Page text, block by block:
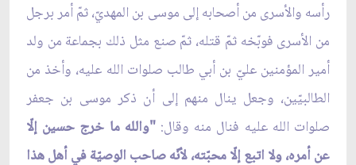
رأسه والأسرى من أصحابه إلى موسى بن المهديّ، ثمّ أمر برجل
من الأسرى فوبّخه ثمّ قتله، ثمّ صنع مثل ذلك بجماعة من ولد
أمير المؤمنين عليّ بن أبي طالب صلوات الله عليه، وأخذ من
الطالبيّين، وجعل ينال منهم إلى أن ذكر موسى بن جعفر
صلوات الله عليه فنال منه وقال:"والله ما خرج حسين إلّا
عن أمره، ولا اتبع إلّا محبّته، لأنّه صاحب الوصيّة في أهل هذا